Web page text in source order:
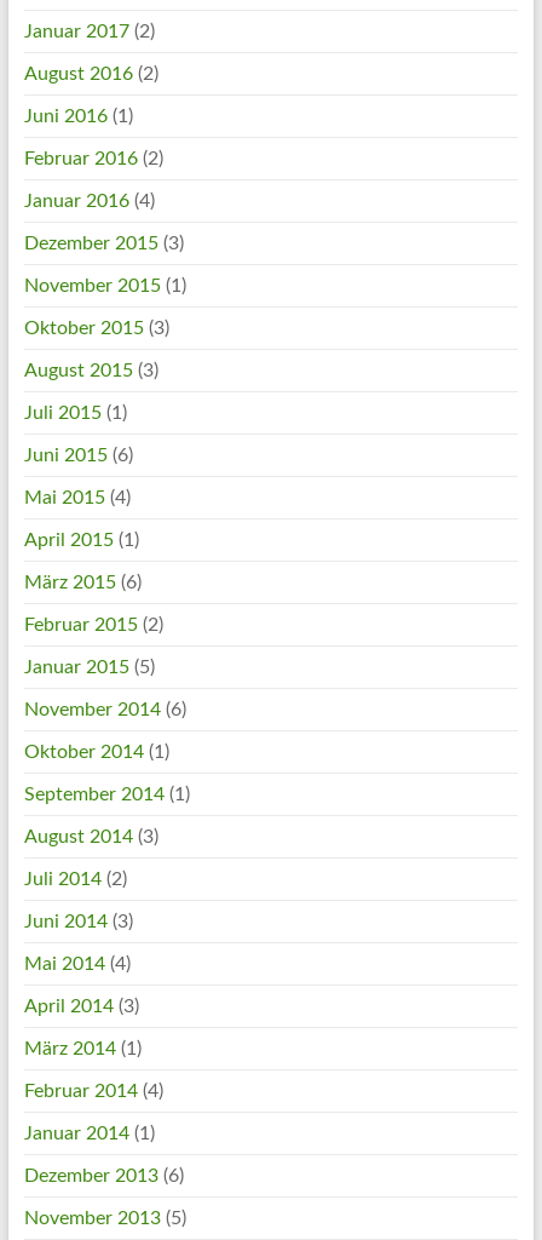
Januar 2017(2)
August 2016(2)
Juni 2016(1)
Februar 2016(2)
Januar 2016(4)
Dezember 2015(3)
November 2015(1)
Oktober 2015(3)
August 2015(3)
Juli 2015(1)
Juni 2015(6)
Mai 2015(4)
April 2015(1)
März 2015(6)
Februar 2015(2)
Januar 2015(5)
November 2014(6)
Oktober 2014(1)
September 2014(1)
August 2014(3)
Juli 2014(2)
Juni 2014(3)
Mai 2014(4)
April 2014(3)
März 2014(1)
Februar 2014(4)
Januar 2014(1)
Dezember 2013(6)
November 2013(5)